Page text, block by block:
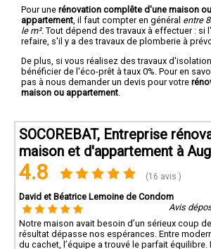
Pour une rénovation complête d'une maison
appartement , il faut compter en général entre
le m². Tout dépend des travaux à effectuer : si
refaire, s'il y a des travaux de plomberie à
De plus, si vous réalisez des travaux
bénéficier de l'éco-prêt à taux 0%. Pour en
pas à nous demander un devis pour votre
maison ou appartement
SOCOREBAT, Entreprise
maison et d'appartement à
4.8 (16 avis )
David et Béatrice Lemoine de Condom
Avis
Notre maison avait besoin d’un sérieux coup
résultat dépasse nos espérances. Entre
du cachet, l’équipe a trouvé le parfait équilibre.